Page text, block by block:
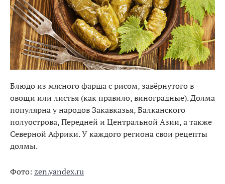
Блюдо из мясного фарша с рисом, завёрнутого в
овощи или листья (как правило, виноградные). Долма
популярна у народов Закавказья, Балканского
полуострова, Передней и Центральной Азии, а также
Северной Африки. У каждого региона свои рецепты
долмы.
Фото: zen.yandex.ru